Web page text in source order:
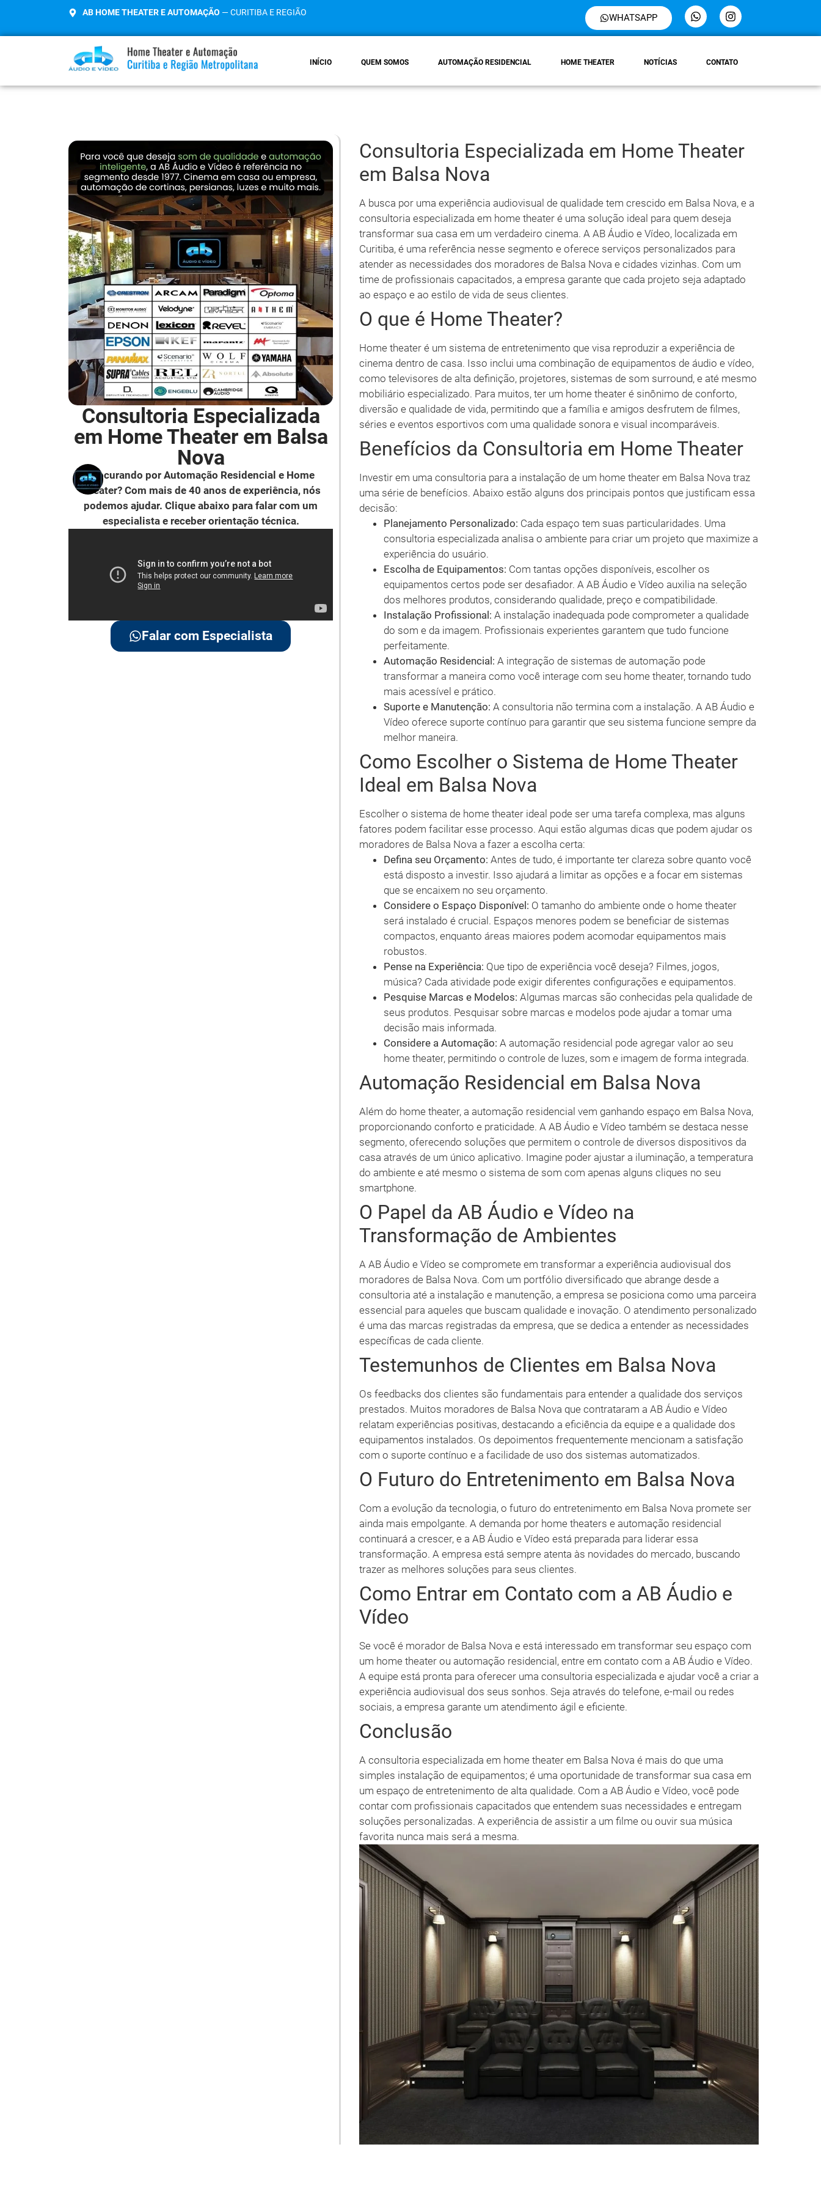
AB HOME THEATER E AUTOMAÇÃO — CURITIBA E REGIÃO WHATSAPP
INÍCIO QUEM SOMOS AUTOMAÇÃO RESIDENCIAL HOME THEATER NOTÍCIAS CONTATO
Consultoria Especializada
em Home Theater em Balsa
Nova
Procurando por Automação Residencial e Home
Theater? Com mais de 40 anos de experiência, nós
podemos ajudar. Clique abaixo para falar com um
especialista e receber orientação técnica.
Falar com Especialista
Consultoria Especializada em Home Theater
em Balsa Nova
A busca por uma experiência audiovisual de qualidade tem crescido em Balsa Nova, e a
consultoria especializada em home theater é uma solução ideal para quem deseja
transformar sua casa em um verdadeiro cinema. A AB Áudio e Vídeo, localizada em
Curitiba, é uma referência nesse segmento e oferece serviços personalizados para
atender as necessidades dos moradores de Balsa Nova e cidades vizinhas. Com um
time de profissionais capacitados, a empresa garante que cada projeto seja adaptado
ao espaço e ao estilo de vida de seus clientes.
O que é Home Theater?
Home theater é um sistema de entretenimento que visa reproduzir a experiência de
cinema dentro de casa. Isso inclui uma combinação de equipamentos de áudio e vídeo,
como televisores de alta definição, projetores, sistemas de som surround, e até mesmo
mobiliário especializado. Para muitos, ter um home theater é sinônimo de conforto,
diversão e qualidade de vida, permitindo que a família e amigos desfrutem de filmes,
séries e eventos esportivos com uma qualidade sonora e visual incomparáveis.
Benefícios da Consultoria em Home Theater
Investir em uma consultoria para a instalação de um home theater em Balsa Nova traz
uma série de benefícios. Abaixo estão alguns dos principais pontos que justificam essa
decisão:
Planejamento Personalizado: Cada espaço tem suas particularidades. Uma
consultoria especializada analisa o ambiente para criar um projeto que maximize a
experiência do usuário.
Escolha de Equipamentos: Com tantas opções disponíveis, escolher os
equipamentos certos pode ser desafiador. A AB Áudio e Vídeo auxilia na seleção
dos melhores produtos, considerando qualidade, preço e compatibilidade.
Instalação Profissional: A instalação inadequada pode comprometer a qualidade
do som e da imagem. Profissionais experientes garantem que tudo funcione
perfeitamente.
Automação Residencial: A integração de sistemas de automação pode
transformar a maneira como você interage com seu home theater, tornando tudo
mais acessível e prático.
Suporte e Manutenção: A consultoria não termina com a instalação. A AB Áudio e
Vídeo oferece suporte contínuo para garantir que seu sistema funcione sempre da
melhor maneira.
Como Escolher o Sistema de Home Theater
Ideal em Balsa Nova
Escolher o sistema de home theater ideal pode ser uma tarefa complexa, mas alguns
fatores podem facilitar esse processo. Aqui estão algumas dicas que podem ajudar os
moradores de Balsa Nova a fazer a escolha certa:
Defina seu Orçamento: Antes de tudo, é importante ter clareza sobre quanto você
está disposto a investir. Isso ajudará a limitar as opções e a focar em sistemas
que se encaixem no seu orçamento.
Considere o Espaço Disponível: O tamanho do ambiente onde o home theater
será instalado é crucial. Espaços menores podem se beneficiar de sistemas
compactos, enquanto áreas maiores podem acomodar equipamentos mais
robustos.
Pense na Experiência: Que tipo de experiência você deseja? Filmes, jogos,
música? Cada atividade pode exigir diferentes configurações e equipamentos.
Pesquise Marcas e Modelos: Algumas marcas são conhecidas pela qualidade de
seus produtos. Pesquisar sobre marcas e modelos pode ajudar a tomar uma
decisão mais informada.
Considere a Automação: A automação residencial pode agregar valor ao seu
home theater, permitindo o controle de luzes, som e imagem de forma integrada.
Automação Residencial em Balsa Nova
Além do home theater, a automação residencial vem ganhando espaço em Balsa Nova,
proporcionando conforto e praticidade. A AB Áudio e Vídeo também se destaca nesse
segmento, oferecendo soluções que permitem o controle de diversos dispositivos da
casa através de um único aplicativo. Imagine poder ajustar a iluminação, a temperatura
do ambiente e até mesmo o sistema de som com apenas alguns cliques no seu
smartphone.
O Papel da AB Áudio e Vídeo na
Transformação de Ambientes
A AB Áudio e Vídeo se compromete em transformar a experiência audiovisual dos
moradores de Balsa Nova. Com um portfólio diversificado que abrange desde a
consultoria até a instalação e manutenção, a empresa se posiciona como uma parceira
essencial para aqueles que buscam qualidade e inovação. O atendimento personalizado
é uma das marcas registradas da empresa, que se dedica a entender as necessidades
específicas de cada cliente.
Testemunhos de Clientes em Balsa Nova
Os feedbacks dos clientes são fundamentais para entender a qualidade dos serviços
prestados. Muitos moradores de Balsa Nova que contrataram a AB Áudio e Vídeo
relatam experiências positivas, destacando a eficiência da equipe e a qualidade dos
equipamentos instalados. Os depoimentos frequentemente mencionam a satisfação
com o suporte contínuo e a facilidade de uso dos sistemas automatizados.
O Futuro do Entretenimento em Balsa Nova
Com a evolução da tecnologia, o futuro do entretenimento em Balsa Nova promete ser
ainda mais empolgante. A demanda por home theaters e automação residencial
continuará a crescer, e a AB Áudio e Vídeo está preparada para liderar essa
transformação. A empresa está sempre atenta às novidades do mercado, buscando
trazer as melhores soluções para seus clientes.
Como Entrar em Contato com a AB Áudio e
Vídeo
Se você é morador de Balsa Nova e está interessado em transformar seu espaço com
um home theater ou automação residencial, entre em contato com a AB Áudio e Vídeo.
A equipe está pronta para oferecer uma consultoria especializada e ajudar você a criar a
experiência audiovisual dos seus sonhos. Seja através do telefone, e-mail ou redes
sociais, a empresa garante um atendimento ágil e eficiente.
Conclusão
A consultoria especializada em home theater em Balsa Nova é mais do que uma
simples instalação de equipamentos; é uma oportunidade de transformar sua casa em
um espaço de entretenimento de alta qualidade. Com a AB Áudio e Vídeo, você pode
contar com profissionais capacitados que entendem suas necessidades e entregam
soluções personalizadas. A experiência de assistir a um filme ou ouvir sua música
favorita nunca mais será a mesma.